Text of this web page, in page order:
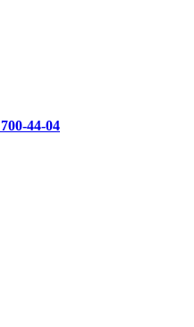
44-04